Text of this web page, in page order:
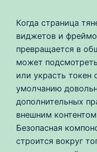
Когда страница
виджетов и
превращается в
может
или украсть токен
умолчанию
дополнительных
внешним
Безопасная
строится вокруг